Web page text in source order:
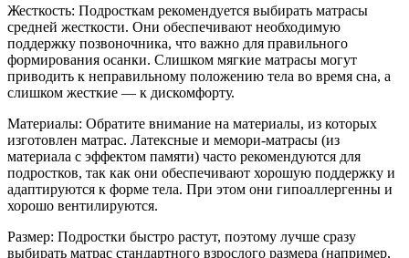
Жесткость: Подросткам рекомендуется выбирать матрасы
средней жесткости. Они обеспечивают необходимую
поддержку позвоночника, что важно для правильного
формирования осанки. Слишком мягкие матрасы могут
приводить к неправильному положению тела во время сна, а
слишком жесткие — к дискомфорту.
Материалы: Обратите внимание на материалы, из которых
изготовлен матрас. Латексные и мемори-матрасы (из
материала с эффектом памяти) часто рекомендуются для
подростков, так как они обеспечивают хорошую поддержку и
адаптируются к форме тела. При этом они гипоаллергенны и
хорошо вентилируются.
Размер: Подростки быстро растут, поэтому лучше сразу
выбирать матрас стандартного взрослого размера (например,